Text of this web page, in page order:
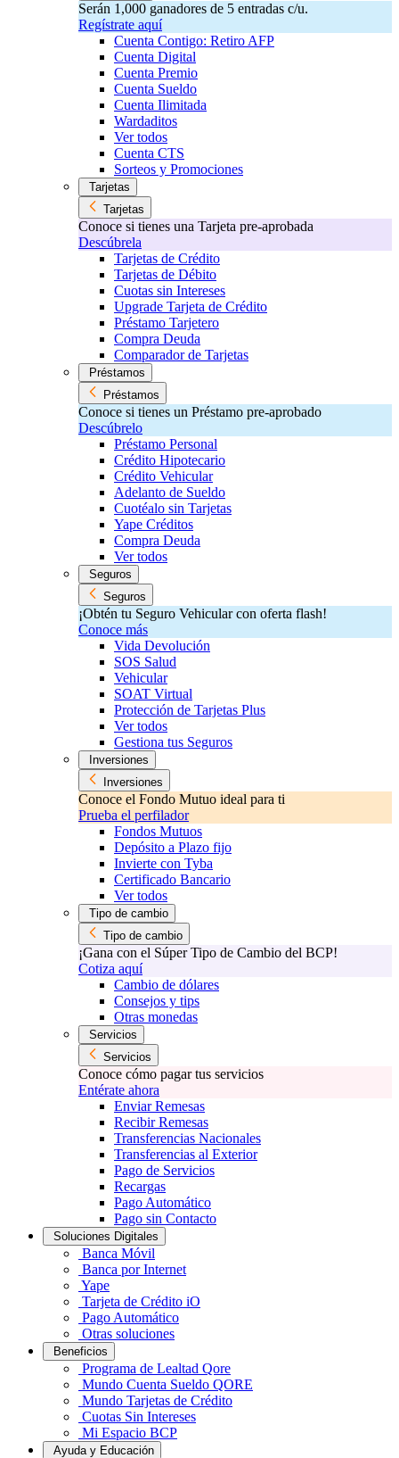
Serán 1,000 ganadores de 5 entradas c/u.
Regístrate aquí
Cuenta Contigo: Retiro AFP
Cuenta Digital
Cuenta Premio
Cuenta Sueldo
Cuenta Ilimitada
Wardaditos
Ver todos
Cuenta CTS
Sorteos y Promociones
Tarjetas
Tarjetas
Conoce si tienes una Tarjeta pre-aprobada
Descúbrela
Tarjetas de Crédito
Tarjetas de Débito
Cuotas sin Intereses
Upgrade Tarjeta de Crédito
Préstamo Tarjetero
Compra Deuda
Comparador de Tarjetas
Préstamos
Préstamos
Conoce si tienes un Préstamo pre-aprobado
Descúbrelo
Préstamo Personal
Crédito Hipotecario
Crédito Vehicular
Adelanto de Sueldo
Cuotéalo sin Tarjetas
Yape Créditos
Compra Deuda
Ver todos
Seguros
Seguros
¡Obtén tu Seguro Vehicular con oferta flash!
Conoce más
Vida Devolución
SOS Salud
Vehicular
SOAT Virtual
Protección de Tarjetas Plus
Ver todos
Gestiona tus Seguros
Inversiones
Inversiones
Conoce el Fondo Mutuo ideal para ti
Prueba el perfilador
Fondos Mutuos
Depósito a Plazo fijo
Invierte con Tyba
Certificado Bancario
Ver todos
Tipo de cambio
Tipo de cambio
¡Gana con el Súper Tipo de Cambio del BCP!
Cotiza aquí
Cambio de dólares
Consejos y tips
Otras monedas
Servicios
Servicios
Conoce cómo pagar tus servicios
Entérate ahora
Enviar Remesas
Recibir Remesas
Transferencias Nacionales
Transferencias al Exterior
Pago de Servicios
Recargas
Pago Automático
Pago sin Contacto
Soluciones Digitales
Banca Móvil
Banca por Internet
Yape
Tarjeta de Crédito iO
Pago Automático
Otras soluciones
Beneficios
Programa de Lealtad Qore
Mundo Cuenta Sueldo QORE
Mundo Tarjetas de Crédito
Cuotas Sin Intereses
Mi Espacio BCP
Ayuda y Educación